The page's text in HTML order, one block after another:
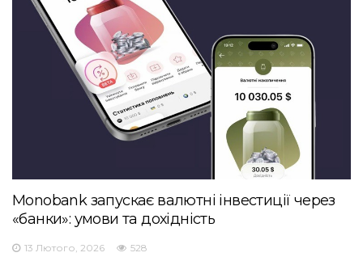
Monobank запускає валютні інвестиції через
«банки»: умови та дохідність
13 Лютого, 2026 528